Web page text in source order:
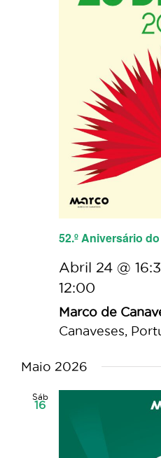
52.º Aniversário
Abril 24 @
12:00
Marco de
Canaveses,
Maio 2026
Sáb
16